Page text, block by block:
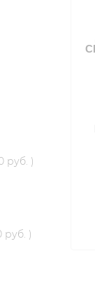
руб. )
руб. )